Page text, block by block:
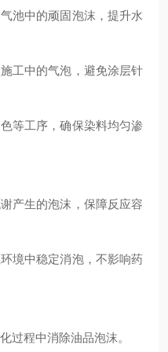
池中的顽固泡沫，提升水
施工中的气泡，避免涂层针
等工序，确保染料均匀渗
产生的泡沫，保障反应容
境中稳定消泡，不影响药
过程中消除油品泡沫。